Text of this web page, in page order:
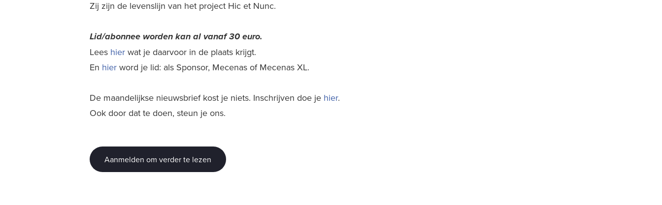
Zij zijn de levenslijn van het project Hic et Nunc.
Lid/abonnee worden kan al vanaf 30 euro.
Lees hier wat je daarvoor in de plaats krijgt.
En hier word je lid: als Sponsor, Mecenas of Mecenas XL.
De maandelijkse nieuwsbrief kost je niets. Inschrijven doe je hier.
Ook door dat te doen, steun je ons.
Aanmelden om verder te lezen